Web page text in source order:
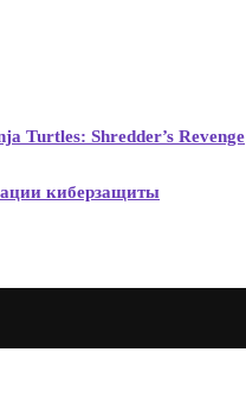
Turtles: Shredder’s Revenge
киберзащиты